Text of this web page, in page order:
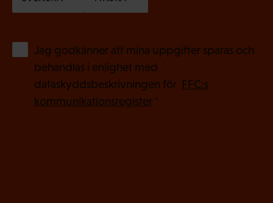
Jag godkänner att mina uppgifter sparas och
behandlas i enlighet med
dataskyddsbeskrivningen för FFC:s
kommunikationsregister*